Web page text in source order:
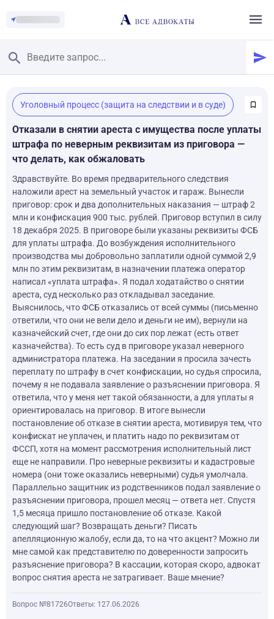
Главная
/
Смотреть заданные вопросы
/
Задать вопрос
Уголовный процесс (защита на следствии и в суде)
Отказали в снятии ареста с имущества после уплаты
штрафа по неверным реквизитам из приговора —
что делать, как обжаловать
Здравствуйте. Во время предварительного следствия
наложили арест на земельный участок и гараж. Вынесли
приговор: срок и два дополнительных наказания — штраф 2
млн и конфискация 900 тыс. рублей. Приговор вступил в силу
18 декабря 2025. В приговоре были указаны реквизиты ФСБ
для уплаты штрафа. До возбуждения исполнительного
производства мы добровольно заплатили одной суммой 2,9
млн по этим реквизитам, в назначении платежа оператор
написал «уплата штрафа». Я подал ходатайство о снятии
ареста, суд несколько раз откладывал заседание.
Выяснилось, что ФСБ отказались от всей суммы (письменно
ответили, что они не вели дело и деньги не им), вернули на
казначейский счет, где они до сих пор лежат (есть ответ
казначейства). То есть суд в приговоре указал неверного
администратора платежа. На заседании я просила зачесть
переплату по штрафу в счет конфискации, но судья спросила,
почему я не подавала заявление о разъяснении приговора. Я
ответила, что у меня нет такой обязанности, а для уплаты я
ориентировалась на приговор. В итоге вынесли
постановление об отказе в снятии ареста, мотивируя тем, что
конфискат не уплачен, и платить надо по реквизитам от
ФССП, хотя на момент рассмотрения исполнительный лист
еще не направили. Про неверные реквизиты и кадастровые
номера (они тоже оказались неверными) судья умолчала.
Параллельно защитник из родственников подал заявление о
разъяснении приговора, прошел месяц — ответа нет. Спустя
1,5 месяца пришло постановление об отказе. Какой
следующий шаг? Возвращать деньги? Писать
апелляционную жалобу, если да, то на что акцент? Можно ли
мне самой как представителю по доверенности запросить
разъяснение приговора? В кассации, которая скоро, адвокат
вопрос снятия ареста не затрагивает. Ваше мнение?
Вопрос №81726Ответы: 1 27.06.2026